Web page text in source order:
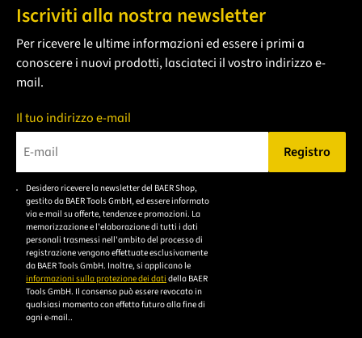
Iscriviti alla nostra newsletter
Per ricevere le ultime informazioni ed essere i primi a
conoscere i nuovi prodotti, lasciateci il vostro indirizzo e-
mail.
Il tuo indirizzo e-mail
Bitte geben Sie eine gültige E-Mail-Adresse ein.
Registro
Desidero ricevere la newsletter del BAER Shop,
gestito da BAER Tools GmbH, ed essere informato
via e-mail su offerte, tendenze e promozioni. La
memorizzazione e l'elaborazione di tutti i dati
personali trasmessi nell'ambito del processo di
registrazione vengono effettuate esclusivamente
da BAER Tools GmbH. Inoltre, si applicano le
informazioni sulla protezione dei dati della BAER
Tools GmbH. Il consenso può essere revocato in
qualsiasi momento con effetto futuro alla fine di
ogni e-mail..